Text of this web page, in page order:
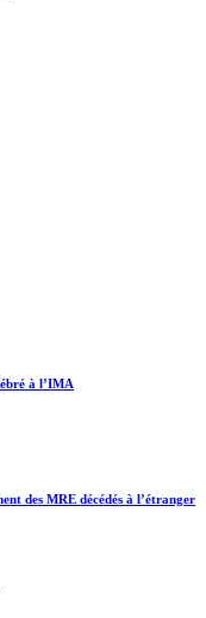
à l’IMA
des MRE décédés à l’étranger